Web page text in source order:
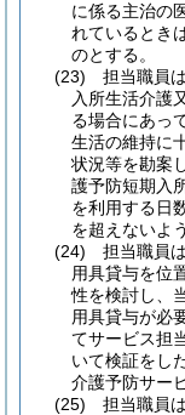
に係る主治の
れているとき
のとする。
(23)
担当職員
入所生活介護
る場合にあっ
生活の維持に
状況等を勘案
護予防短期入
を利用する日
を超えないよ
(24)
担当職員
用具貸与を位
性を検討し、
用具貸与が必
てサービス担
いて検証をし
介護予防サー
(25)
担当職員